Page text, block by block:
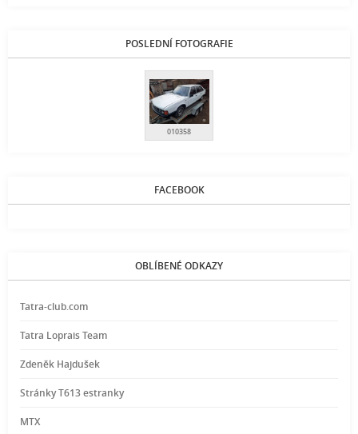
POSLEDNÍ FOTOGRAFIE
010358
FACEBOOK
OBLÍBENÉ ODKAZY
Tatra-club.com
Tatra Loprais Team
Zdeněk Hajdušek
Stránky T613 estranky
MTX